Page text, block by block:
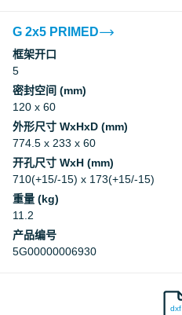
G 2x5 PRIMED
框架开口
5
密封空间 (mm)
120 x 60
外形尺寸 WxHxD (mm)
774.5 x 233 x 60
开孔尺寸 WxH (mm)
710(+15/-15) x 173(+15/-15)
重量 (kg)
11.2
产品编号
5G00000006930
dxf